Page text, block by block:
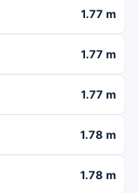
1.77 m
1.77 m
1.77 m
1.78 m
1.78 m